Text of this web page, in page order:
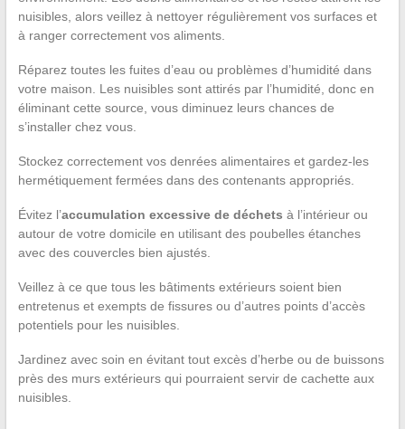
nuisibles, alors veillez à nettoyer régulièrement vos surfaces et
à ranger correctement vos aliments.
Réparez toutes les fuites d’eau ou problèmes d’humidité dans
votre maison. Les nuisibles sont attirés par l’humidité, donc en
éliminant cette source, vous diminuez leurs chances de
s’installer chez vous.
Stockez correctement vos denrées alimentaires et gardez-les
hermétiquement fermées dans des contenants appropriés.
Évitez l’accumulation excessive de déchets à l’intérieur ou
autour de votre domicile en utilisant des poubelles étanches
avec des couvercles bien ajustés.
Veillez à ce que tous les bâtiments extérieurs soient bien
entretenus et exempts de fissures ou d’autres points d’accès
potentiels pour les nuisibles.
Jardinez avec soin en évitant tout excès d’herbe ou de buissons
près des murs extérieurs qui pourraient servir de cachette aux
nuisibles.